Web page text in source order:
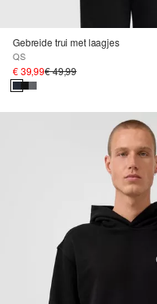
Gebreide trui met laagjes
QS
€ 39,99€ 49,99